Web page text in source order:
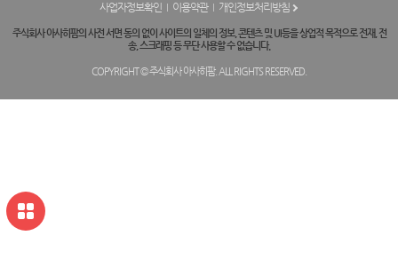
사업자정보확인 이용약관 개인정보처리방침
주식회사 아사히팜의 사전 서면 동의 없이 사이트의 일체의 정보, 콘텐츠 및 UI등을 상업적 목적으로 전재, 전
송, 스크래핑 등 무단 사용할 수 없습니다.
COPYRIGHT © 주식회사 아사히팜. ALL RIGHTS RESERVED.